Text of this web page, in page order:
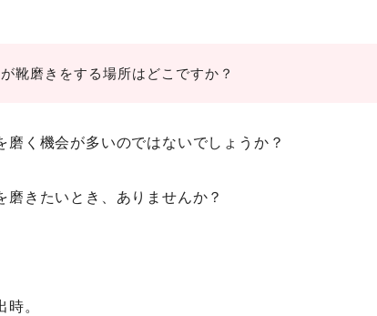
靴磨きをする場所はどこですか？
磨く機会が多いのではないでしょうか？
磨きたいとき、ありませんか？
。